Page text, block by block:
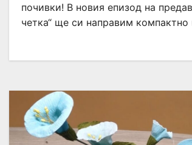
почивки! В новия епизод на
четка“ ще си направим